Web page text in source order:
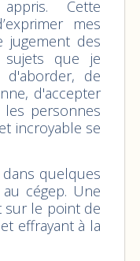
Cette
mes
jugement des
que je
de
d'accepter
personnes
incroyable se
dans quelques
cégep. Une
sur le point de
effrayant à la